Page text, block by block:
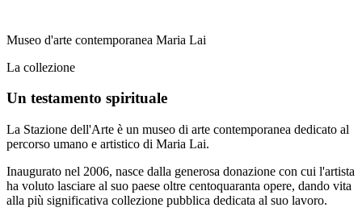
Museo d'arte contemporanea Maria Lai
La collezione
Un testamento spirituale
La Stazione dell'Arte è un museo di arte contemporanea dedicato al
percorso umano e artistico di Maria Lai.
Inaugurato nel 2006, nasce dalla generosa donazione con cui l'artista
ha voluto lasciare al suo paese oltre centoquaranta opere, dando vita
alla più significativa collezione pubblica dedicata al suo lavoro.